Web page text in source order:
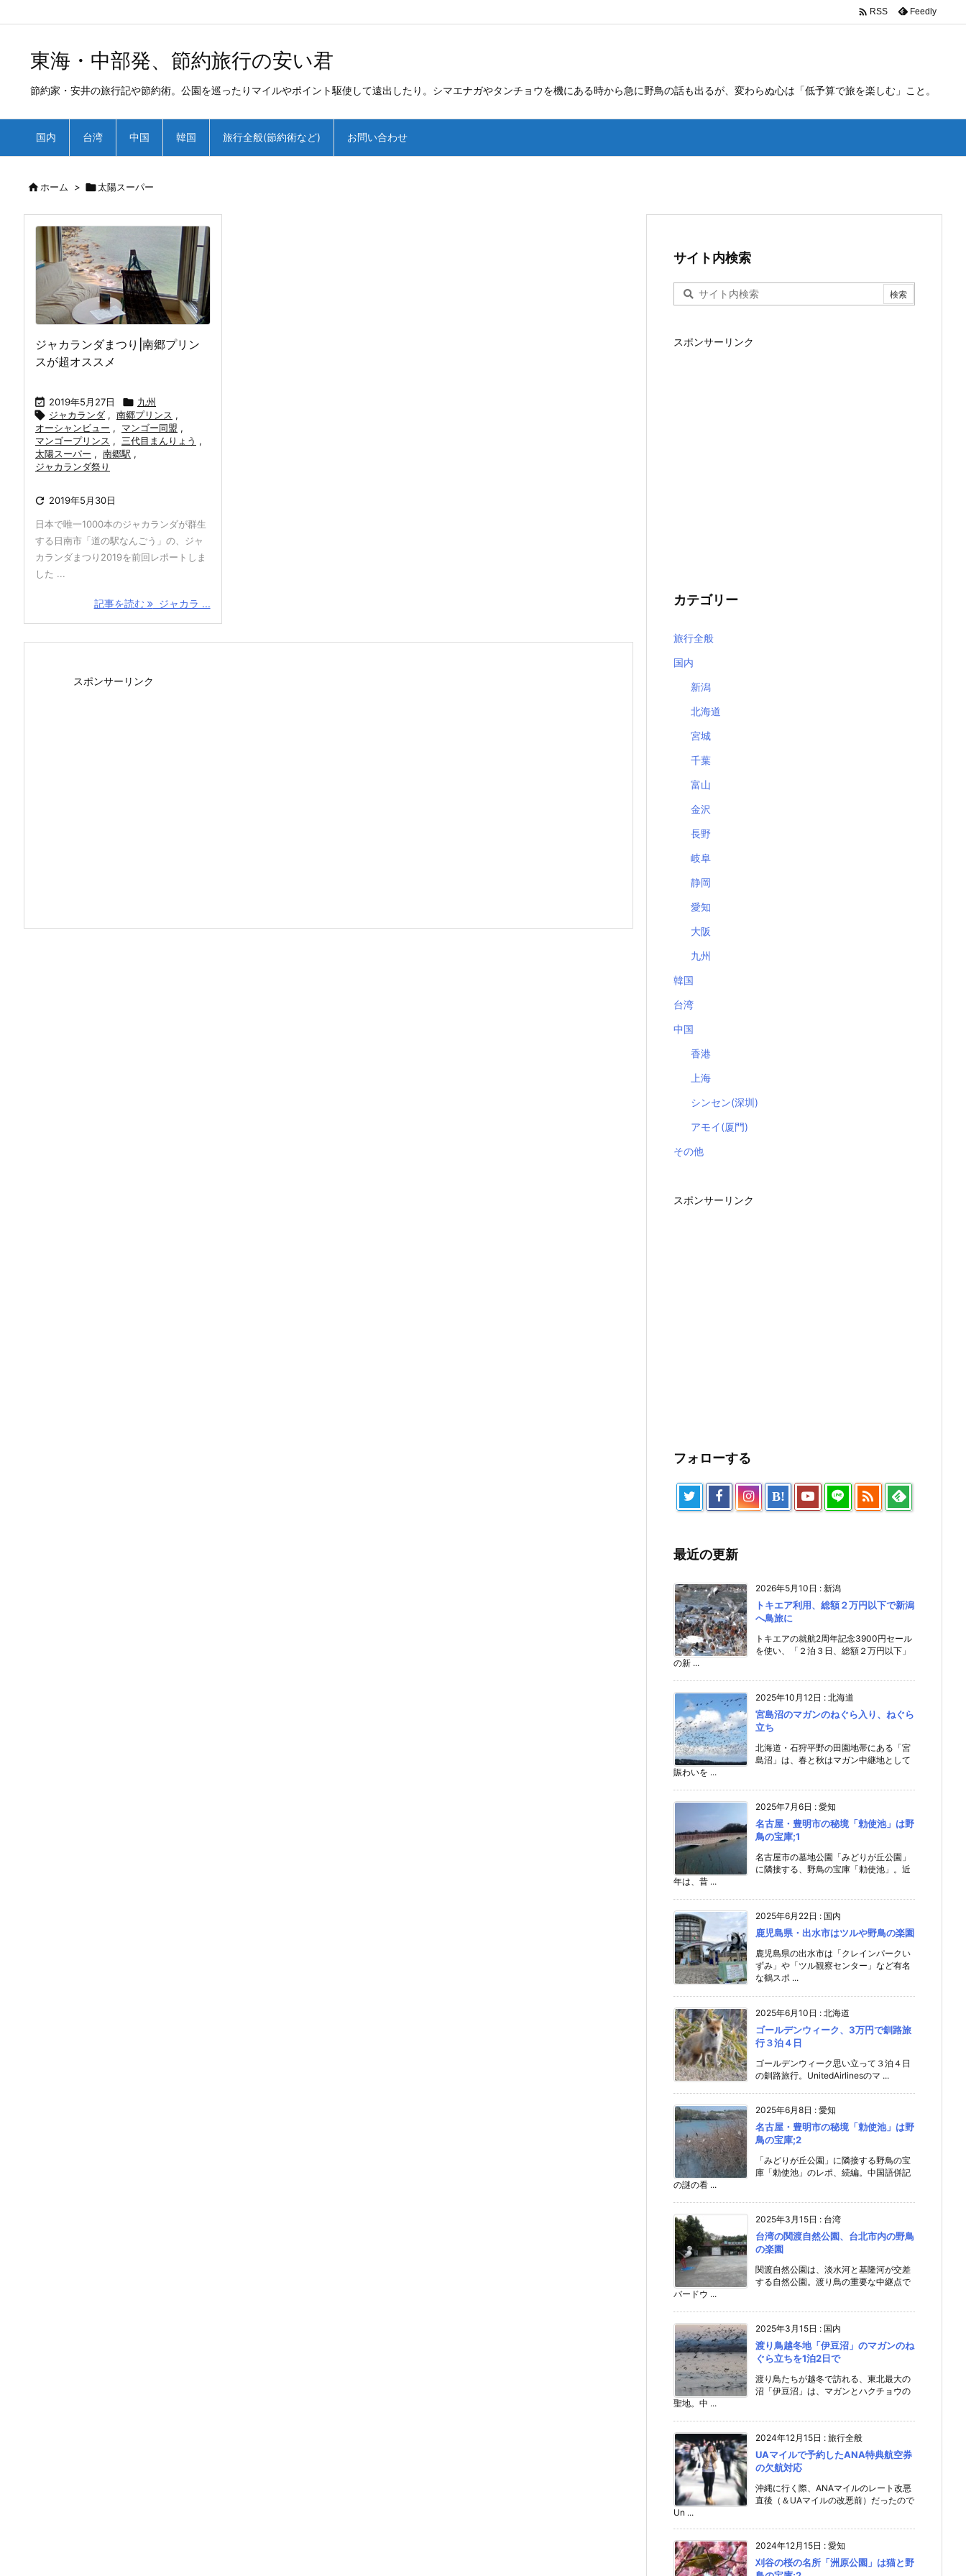
東海・中部発、節約旅行の安い君
節約家・安井の旅行記や節約術。公園を巡ったりマイルやポイント駆使して遠出したり。シマエナガやタンチョウを機にある時から急に野鳥の話も出るが、変わらぬ心は「低予算で旅を楽しむ」こと。
国内 台湾 中国 韓国 旅行全般(節約術など) お問い合わせ
 RSS Feedly
ホーム > 太陽スーパー
ジャカランダまつり|南郷プリン
スが超オススメ
 2019年5月27日  九州
 ジャカランダ , 南郷プリンス ,
オーシャンビュー , マンゴー同盟 ,
マンゴープリンス , 三代目まんりょう ,
太陽スーパー , 南郷駅 ,
ジャカランダ祭り
 2019年5月30日
日本で唯一1000本のジャカランダが群生
する日南市「道の駅なんごう」の、ジャ
カランダまつり2019を前回レポートしま
した ...
記事を読む ジャカラ ...
スポンサーリンク
サイト内検索
スポンサーリンク
カテゴリー
旅行全般
国内
新潟
北海道
宮城
千葉
富山
金沢
長野
岐阜
静岡
愛知
大阪
九州
韓国
台湾
中国
香港
上海
シンセン(深圳)
アモイ(厦門)
その他
スポンサーリンク
フォローする
B! 
最近の更新
2026年5月10日 : 新潟
トキエア利用、総額２万円以下で新潟
へ鳥旅に
トキエアの就航2周年記念3900円セール
を使い、「２泊３日、総額２万円以下」
の新 ...
2025年10月12日 : 北海道
宮島沼のマガンのねぐら入り、ねぐら
立ち
北海道・石狩平野の田園地帯にある「宮
島沼」は、春と秋はマガン中継地として
賑わいを ...
2025年7月6日 : 愛知
名古屋・豊明市の秘境「勅使池」は野
鳥の宝庫;1
名古屋市の墓地公園「みどりが丘公園」
に隣接する、野鳥の宝庫「勅使池」。近
年は、昔 ...
2025年6月22日 : 国内
鹿児島県・出水市はツルや野鳥の楽園
鹿児島県の出水市は「クレインパークい
ずみ」や「ツル観察センター」など有名
な鶴スポ ...
2025年6月10日 : 北海道
ゴールデンウィーク、3万円で釧路旅
行３泊４日
ゴールデンウィーク思い立って３泊４日
の釧路旅行。UnitedAirlinesのマ ...
2025年6月8日 : 愛知
名古屋・豊明市の秘境「勅使池」は野
鳥の宝庫;2
「みどりが丘公園」に隣接する野鳥の宝
庫「勅使池」のレポ、続編。中国語併記
の謎の看 ...
2025年3月15日 : 台湾
台湾の関渡自然公園、台北市内の野鳥
の楽園
関渡自然公園は、淡水河と基隆河が交差
する自然公園。渡り鳥の重要な中継点で
バードウ ...
2025年3月15日 : 国内
渡り鳥越冬地「伊豆沼」のマガンのね
ぐら立ちを1泊2日で
渡り鳥たちが越冬で訪れる、東北最大の
沼「伊豆沼」は、マガンとハクチョウの
聖地。中 ...
2024年12月15日 : 旅行全般
UAマイルで予約したANA特典航空券
の欠航対応
沖縄に行く際、ANAマイルのレート改悪
直後（＆UAマイルの改悪前）だったので
Un ...
2024年12月15日 : 愛知
刈谷の桜の名所「洲原公園」は猫と野